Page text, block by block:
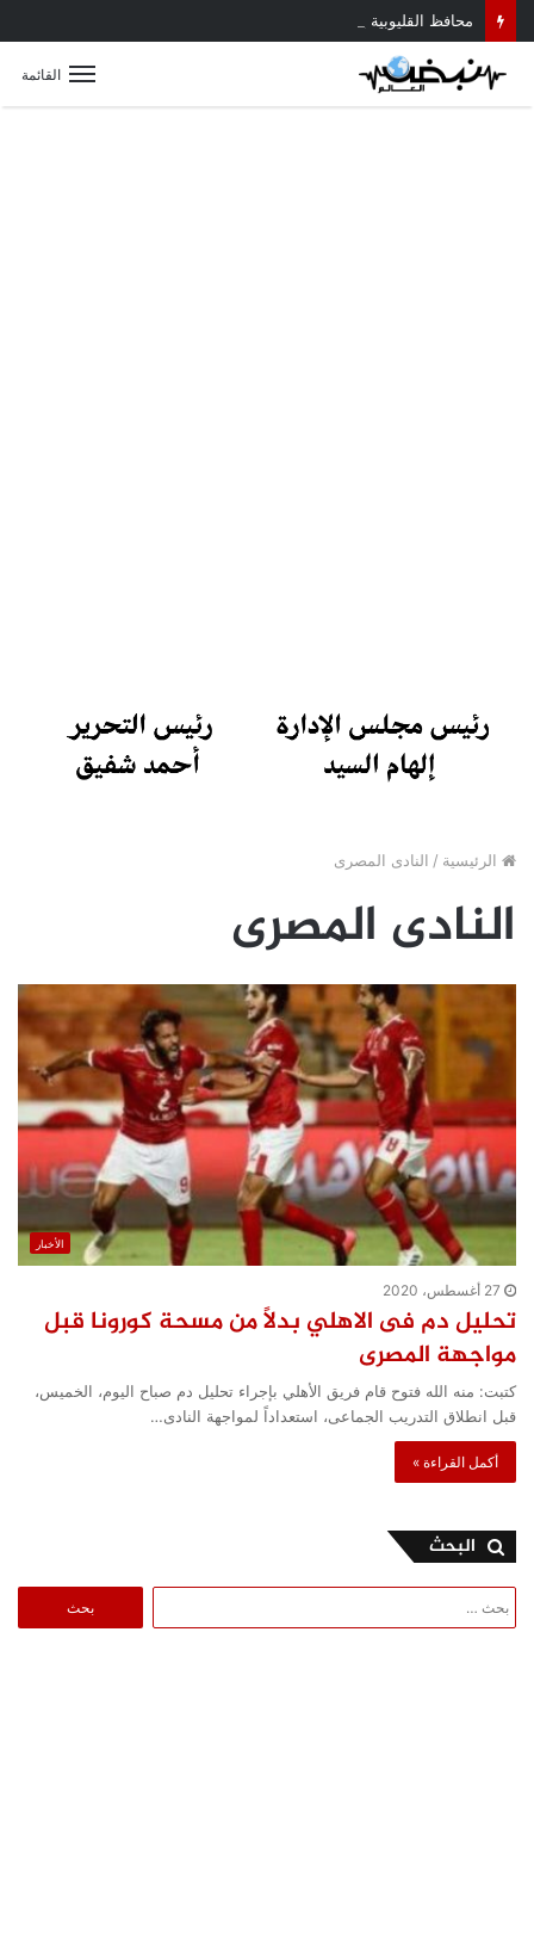
القائمة
الرئيسية / النادى المصرى
النادى المصرى
الأخبار
27 أغسطس، 2020
تحليل دم فى الاهلي بدلاً من مسحة كورونا قبل
مواجهة المصرى
كتبت: منه الله فتوح قام فريق الأهلي بإجراء تحليل دم صباح اليوم، الخميس،
قبل انطلاق التدريب الجماعى، استعداداً لمواجهة النادى…
أكمل القراءة »
البحث
عن: